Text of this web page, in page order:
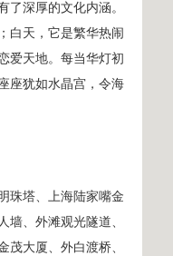
了深厚的文化内涵。
白天，它是繁华热闹
爱天地。每当华灯初
座犹如水晶宫，令海
塔、上海陆家嘴金
墙、外滩观光隧道、
茂大厦、外白渡桥、